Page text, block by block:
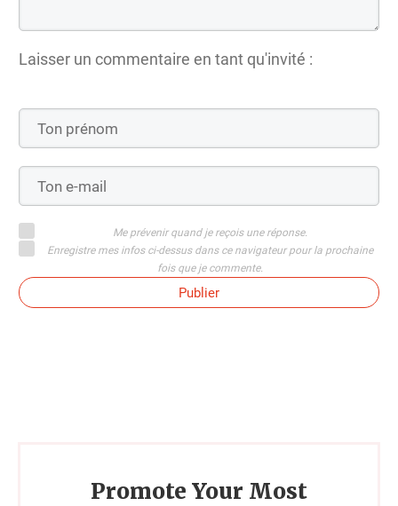
Laisser un commentaire en tant qu'invité :
Me prévenir quand je reçois une réponse.
Enregistre mes infos ci-dessus dans ce navigateur pour la prochaine
fois que je commente.
Publier
Promote Your Most